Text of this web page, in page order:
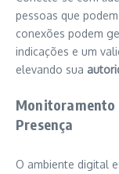
pessoas que
conexões podem
indicações e um
elevando sua
Monitoramento
Presença
O ambiente digital